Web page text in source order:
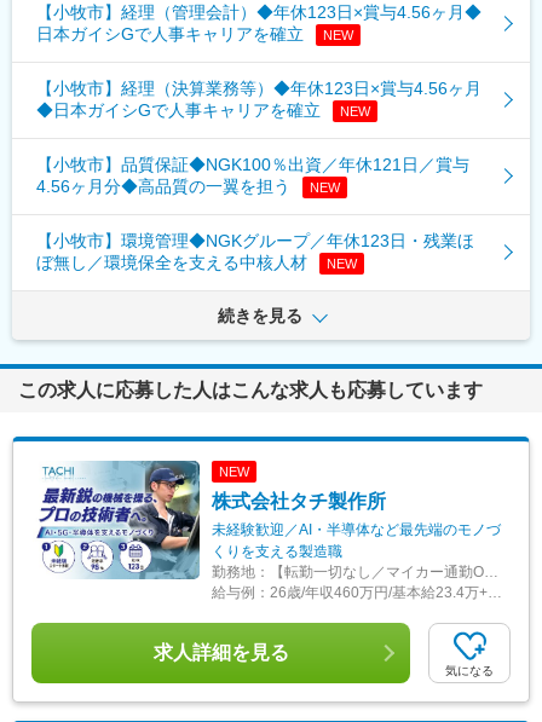
【小牧市】経理（管理会計）◆年休123日×賞与4.56ヶ月◆
日本ガイシGで人事キャリアを確立
NEW
【小牧市】経理（決算業務等）◆年休123日×賞与4.56ヶ月
◆日本ガイシGで人事キャリアを確立
NEW
【小牧市】品質保証◆NGK100％出資／年休121日／賞与
4.56ヶ月分◆高品質の一翼を担う
NEW
【小牧市】環境管理◆NGKグループ／年休123日・残業ほ
ぼ無し／環境保全を支える中核人材
NEW
続きを見る
この求人に応募した人はこんな求人も応募しています
NEW
株式会社タチ製作所
未経験歓迎／AI・半導体など最先端のモノづ
くりを支える製造職
勤務地：
【転勤一切なし／マイカー通勤OK（駐車場完備）】 愛知本社：愛知県清須市西田中長堀47-1 <アクセス> ・JR東海交通事業城北線「尾張星の宮駅」より徒歩12分 ・JR東海道本線「清州駅」、名鉄名古屋本線「新清洲駅」より車で約7分 ・清州東／清須ICより車で3分
給与例： 26歳/年収460万円/基本給23.4万+手当・残業代5.5万＋賞与114.2万
求人詳細を見る
気になる